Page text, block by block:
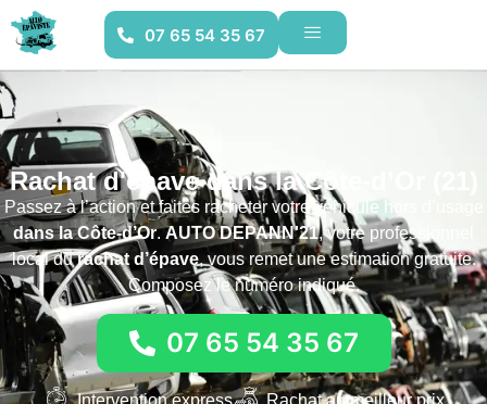
07 65 54 35 67
Rachat d'épave dans la Côte-d’Or (21)
Passez à l’action et faites racheter votre véhicule hors d’usage
dans la Côte-d’Or.AUTO DEPANN'21, votre professionnel
local durachat d’épave, vous remet une estimation gratuite.
Composez le numéro indiqué.
07 65 54 35 67
Intervention express
Rachat au meilleur prix